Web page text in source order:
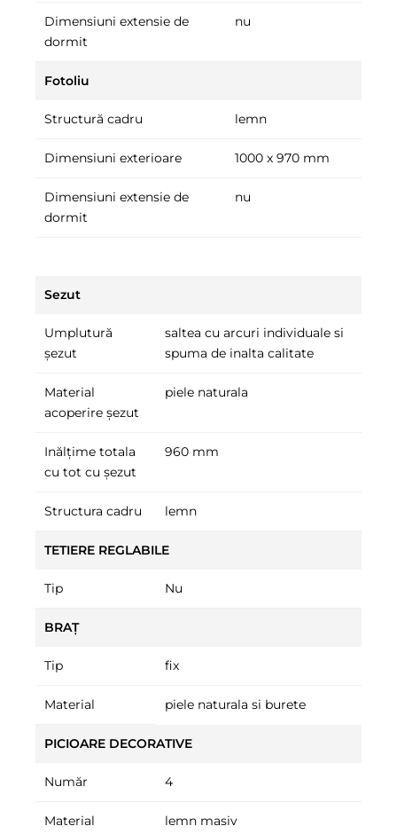
Dimensiuni extensie de
dormit
nu
Fotoliu
Structură cadru lemn
Dimensiuni exterioare 1000 x 970 mm
Dimensiuni extensie de
dormit
nu
Sezut
Umplutură
șezut
saltea cu arcuri individuale si
spuma de inalta calitate
Material
acoperire șezut
piele naturala
Inălțime totala
cu tot cu șezut
960 mm
Structura cadru lemn
TETIERE REGLABILE
Tip Nu
BRAȚ
Tip fix
Material piele naturala si burete
PICIOARE DECORATIVE
Număr 4
Material lemn masiv